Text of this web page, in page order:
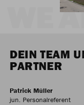
DEIN TEAM
PARTNER
Patrick Müller
jun. Personalreferent